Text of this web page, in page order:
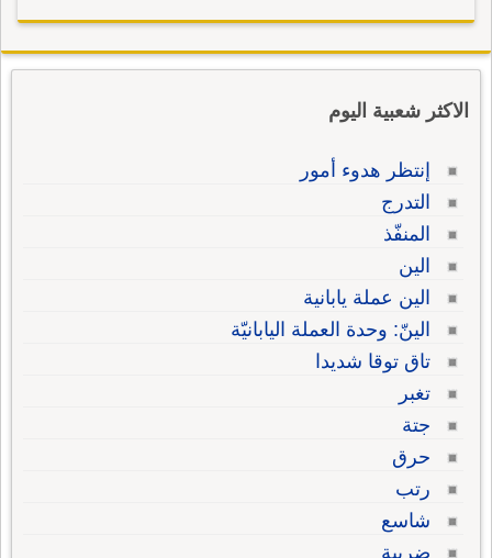
الاكثر شعبية اليوم
إنتظر هدوء أمور
التدرج
المنفّذ
الين
الين عملة يابانية
الينّ: وحدة العملة اليابانيّة
تاق توقا شديدا
تغبر
جتة
حرق
رتب
شاسع
ضريبة